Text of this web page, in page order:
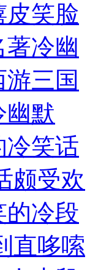
皮笑脸
冷幽
三国
幽默
冷笑话
颇受欢
的冷段
直哆嗦